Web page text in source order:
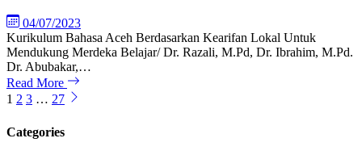
04/07/2023
Kurikulum Bahasa Aceh Berdasarkan Kearifan Lokal Untuk
Mendukung Merdeka Belajar/ Dr. Razali, M.Pd, Dr. Ibrahim, M.Pd.
Dr. Abubakar,…
Read More
1 2 3 … 27
Categories